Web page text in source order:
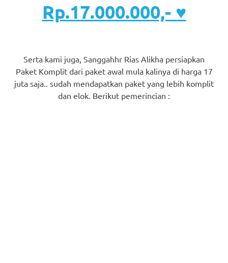
Rp.17.000.000,- ♥
Serta kami juga, Sanggahhr Rias Alikha persiapkan
Paket Komplit dari paket awal mula kalinya di harga 17
juta saja.. sudah mendapatkan paket yang lebih komplit
dan elok. Berikut pemerincian :